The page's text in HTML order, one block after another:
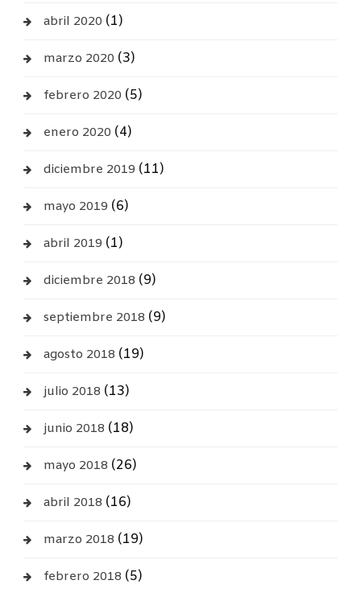
abril 2020 (1)
marzo 2020 (3)
febrero 2020 (5)
enero 2020 (4)
diciembre 2019 (11)
mayo 2019 (6)
abril 2019 (1)
diciembre 2018 (9)
septiembre 2018 (9)
agosto 2018 (19)
julio 2018 (13)
junio 2018 (18)
mayo 2018 (26)
abril 2018 (16)
marzo 2018 (19)
febrero 2018 (5)